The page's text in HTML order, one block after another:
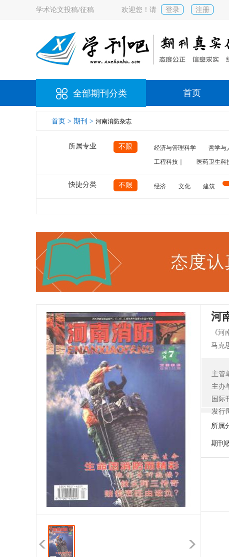
学术论文投稿/征稿 欢迎您！请 登录 注册
全部期刊分类 首页
首页 > 期刊 > 河南消防杂志
所属专业 不限 经济与管理科学 哲学与
工程科技｜
医药卫生科
快捷分类 不限 经济 文化 建筑
河
《
马克
弘扬
律，
间以
主管
主办
国际
发行
所属
期刊